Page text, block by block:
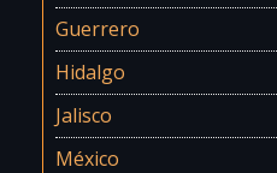
Guerrero
Hidalgo
Jalisco
México